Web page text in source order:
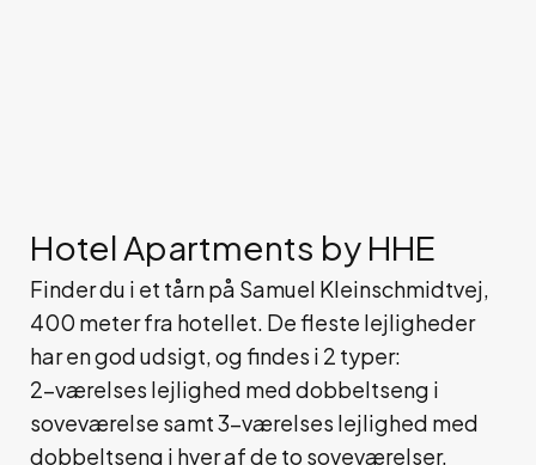
Hotel Apartments by HHE
Finder du i et tårn på Samuel Kleinschmidtvej,
400 meter fra hotellet. De fleste lejligheder
har en god udsigt, og findes i 2 typer:
2-værelses lejlighed med dobbeltseng i
soveværelse samt 3-værelses lejlighed med
dobbeltseng i hver af de to soveværelser.